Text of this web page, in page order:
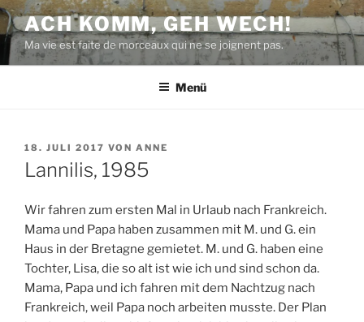
Zum
Inhalt
springen
ACH KOMM, GEH WECH!
Ma vie est faite de morceaux qui ne se joignent pas.
Menü
VERÖFFENTLICHT
AM
18. JULI 2017 VON ANNE
Lannilis, 1985
Wir fahren zum ersten Mal in Urlaub nach Frankreich.
Mama und Papa haben zusammen mit M. und G. ein
Haus in der Bretagne gemietet. M. und G. haben eine
Tochter, Lisa, die so alt ist wie ich und sind schon da.
Mama, Papa und ich fahren mit dem Nachtzug nach
Frankreich, weil Papa noch arbeiten musste. Der Plan